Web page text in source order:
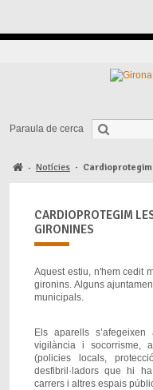
Paraula de cerca
· Notícies ·
CARDIOPROTEGIM
GIRONINES
Aquest estiu, n'hem cedit
gironins. Alguns
municipals.
Els aparells
vigilància i socorrisme,
(policies locals,
desfibril·ladors que hi
carrers i altres espais